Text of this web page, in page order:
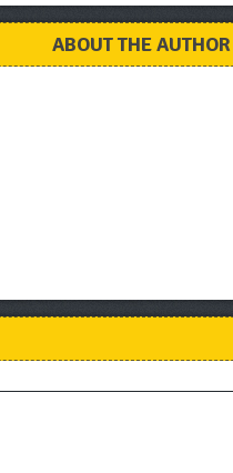
ABOUT THE AUTHOR